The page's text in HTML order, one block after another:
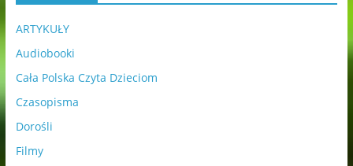
ARTYKUŁY
Audiobooki
Cała Polska Czyta Dzieciom
Czasopisma
Dorośli
Filmy